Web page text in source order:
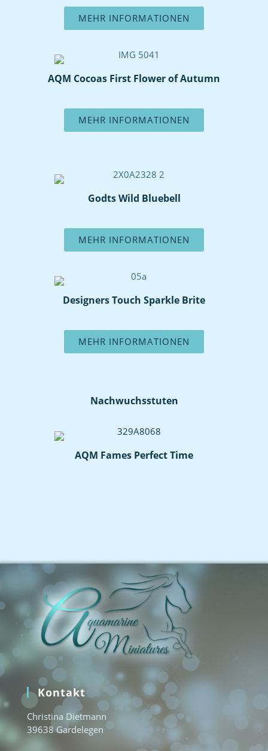
MEHR INFORMATIONEN
AQM Cocoas First Flower of Autumn
MEHR INFORMATIONEN
Godts Wild Bluebell
MEHR INFORMATIONEN
Designers Touch Sparkle Brite
MEHR INFORMATIONEN
Nachwuchsstuten
AQM Fames Perfect Time
Kontakt
Christina Dietmann
39638 Gardelegen